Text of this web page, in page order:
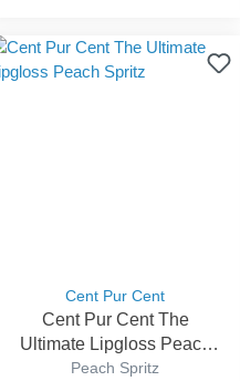
Cent Pur Cent
Cent Pur Cent The
Ultimate Lipgloss Peach
Spritz
Peach Spritz